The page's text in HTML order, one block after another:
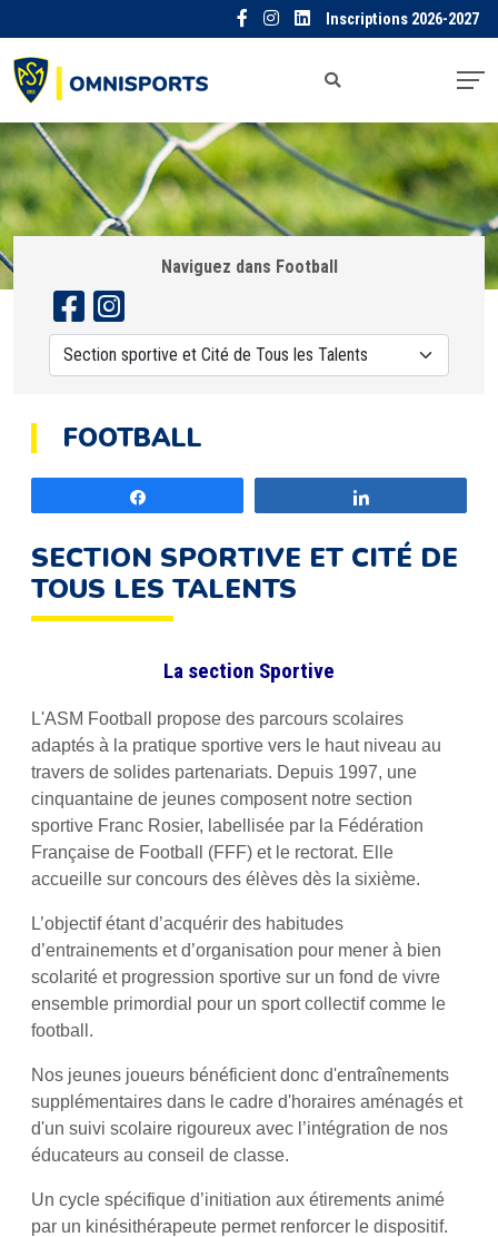
Inscriptions 2026-2027
Naviguez dans Football
FOOTBALL
SECTION SPORTIVE ET CITÉ DE
TOUS LES TALENTS
La section Sportive
L'ASM Football propose des parcours scolaires
adaptés à la pratique sportive vers le haut niveau au
travers de solides partenariats. Depuis 1997, une
cinquantaine de jeunes composent notre section
sportive Franc Rosier, labellisée par la Fédération
Française de Football (FFF) et le rectorat. Elle
accueille sur concours des élèves dès la sixième.
L’objectif étant d’acquérir des habitudes
d’entrainements et d’organisation pour mener à bien
scolarité et progression sportive sur un fond de vivre
ensemble primordial pour un sport collectif comme le
football.
Nos jeunes joueurs bénéficient donc d'entraînements
supplémentaires dans le cadre d'horaires aménagés et
d'un suivi scolaire rigoureux avec l’intégration de nos
éducateurs au conseil de classe.
Un cycle spécifique d’initiation aux étirements animé
par un kinésithérapeute permet renforcer le dispositif.